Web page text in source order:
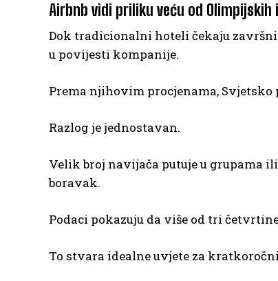
Airbnb vidi priliku veću od Olimpijskih
Dok tradicionalni hoteli čekaju
u povijesti kompanije.
Prema njihovim procjenama,
Razlog je jednostavan.
Velik broj navijača putuje u grupama
boravak.
Podaci pokazuju da više od tri
To stvara idealne uvjete za